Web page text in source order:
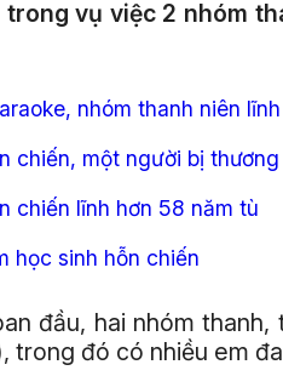
vụ việc 2 nhóm
nhóm thanh niên
chiến, một người bị
chiến lĩnh hơn 58 năm tù
học sinh hỗn chiến
đầu, hai nhóm
trong đó có nhiều em